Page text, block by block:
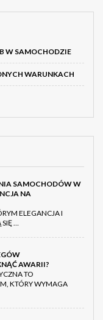
W SAMOCHODZIE
WARUNKACH
SAMOCHODÓW W
NA
ELEGANCJA I
SIĘ …
AWARII?
TO
KTÓRY WYMAGA